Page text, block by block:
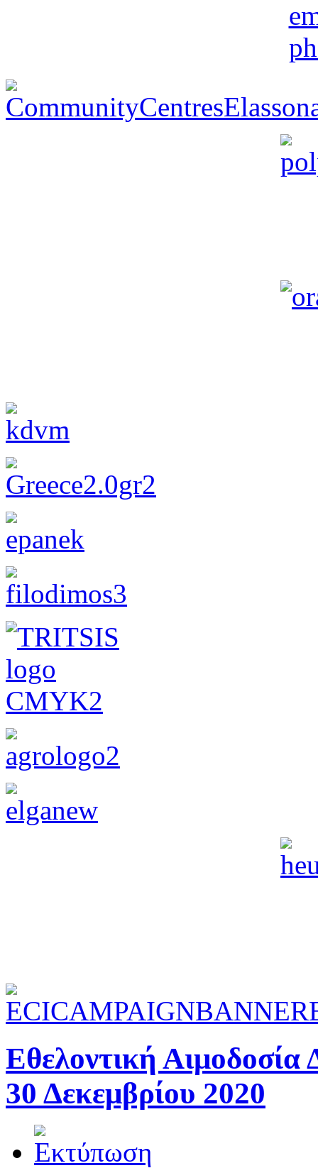
Εθελοντική
30 Δεκεμβρίου 2020